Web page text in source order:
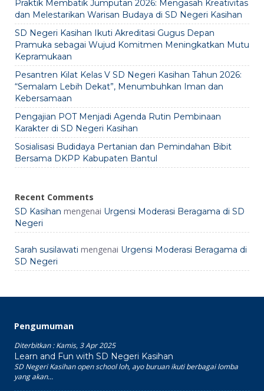
Praktik Membatik Jumputan 2026: Mengasah Kreativitas
dan Melestarikan Warisan Budaya di SD Negeri Kasihan
SD Negeri Kasihan Ikuti Akreditasi Gugus Depan
Pramuka sebagai Wujud Komitmen Meningkatkan Mutu
Kepramukaan
Pesantren Kilat Kelas V SD Negeri Kasihan Tahun 2026:
“Semalam Lebih Dekat”, Menumbuhkan Iman dan
Kebersamaan
Pengajian POT Menjadi Agenda Rutin Pembinaan
Karakter di SD Negeri Kasihan
Sosialisasi Budidaya Pertanian dan Pemindahan Bibit
Bersama DKPP Kabupaten Bantul
Recent Comments
SD Kasihan mengenai Urgensi Moderasi Beragama di SD
Negeri
Sarah susilawati mengenai Urgensi Moderasi Beragama di
SD Negeri
Pengumuman
Diterbitkan :Kamis, 3 Apr 2025
Learn and Fun with SD Negeri Kasihan
SD Negeri Kasihan open school loh, ayo buruan ikuti berbagai lomba
yang akan...